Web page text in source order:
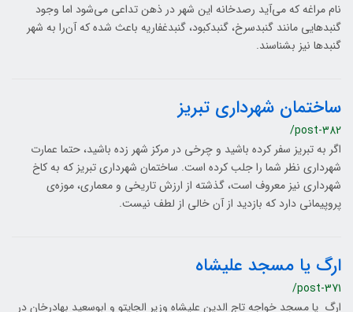
نام مراغه که می‌آید رصدخانه این شهر در ذهن تداعی می‌شود اما وجود
گنبدهایی مانند گنبدسرخ، گنبدکبود، گنبدغفاریه باعث شده که آن‌را به شهر
گنبدها نیز بشناسند.
ساختمان شهرداری تبریز
/post-382
اگر به تبریز سفر کرده باشید و چرخی در مرکز شهر زده باشید، حتما عمارت
شهرداری نظر شما را جلب کرده است. ساختمان شهرداری تبریز که به کاخ
شهرداری نیز معروف است، گذشته از ارزش تاریخی و معماری، موزه‌ی
پروپیمانی دارد که بازدید از آن خالی از لطف نیست.
ارگ یا مسجد علیشاه
/post-371
ارگ یا مسجد‌ خواجه‌ تاج‌ الدين‌ عليشاه‌ وزير الجايتو و ابوسعيد بهادرخان‌ در